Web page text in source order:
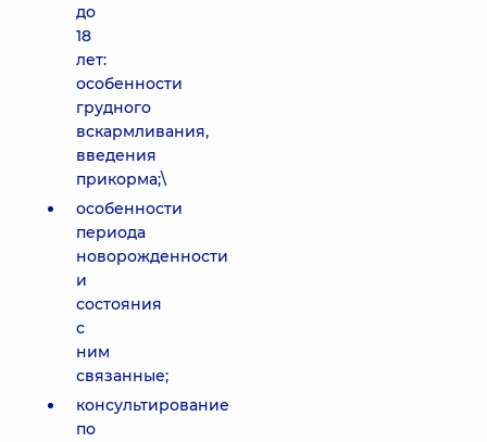
до
18
лет:
особенности
грудного
вскармливания,
введения
прикорма;\
особенности
периода
новорожденности
и
состояния
с
ним
связанные;
консультирование
по